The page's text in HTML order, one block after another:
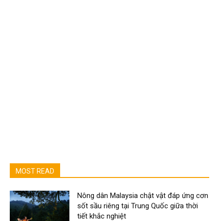
MOST READ
Nông dân Malaysia chật vật đáp ứng cơn
sốt sầu riêng tại Trung Quốc giữa thời
tiết khắc nghiệt